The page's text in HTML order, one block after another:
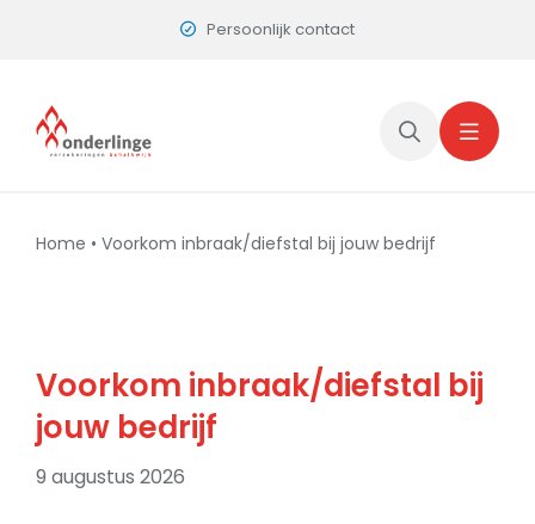
Dichtbij en vertrouwd
Home • Voorkom inbraak/diefstal bij jouw bedrijf
Voorkom inbraak/diefstal bij
jouw bedrijf
9 augustus 2026